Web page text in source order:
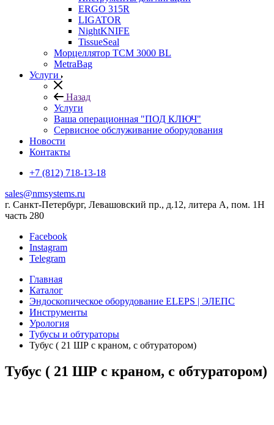
ERGO 315R
LIGATOR
NightKNIFE
TissueSeal
Морцеллятор ТСМ 3000 BL
MetraBag
Услуги
Назад
Услуги
Ваша операционная "ПОД КЛЮЧ"
Сервисное обслуживание оборудования
Новости
Контакты
+7 (812) 718-13-18
sales@nmsystems.ru
г. Санкт-Петербург, Левашовский пр., д.12, литера А, пом. 1Н
часть 280
Facebook
Instagram
Telegram
Главная
Каталог
Эндоскопическое оборудование ELEPS | ЭЛЕПС
Инструменты
Урология
Тубусы и обтураторы
Тубус ( 21 ШР с краном, с обтуратором)
Тубус ( 21 ШР с краном, с обтуратором)